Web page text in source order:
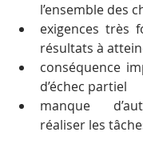
l’ensemble des
exigences très
résultats à
conséquence
d’échec partiel
manque
réaliser les